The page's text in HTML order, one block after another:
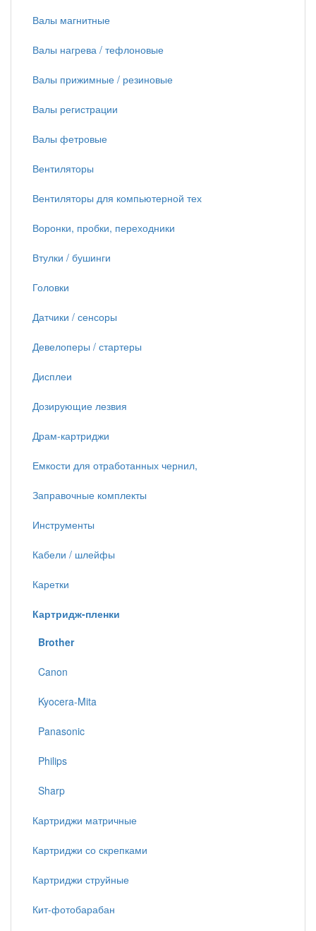
Валы магнитные
Валы нагрева / тефлоновые
Валы прижимные / резиновые
Валы регистрации
Валы фетровые
Вентиляторы
Вентиляторы для компьютерной тех
Воронки, пробки, переходники
Втулки / бушинги
Головки
Датчики / сенсоры
Девелоперы / стартеры
Дисплеи
Дозирующие лезвия
Драм-картриджи
Емкости для отработанных чернил,
Заправочные комплекты
Инструменты
Кабели / шлейфы
Каретки
Картридж-пленки
Brother
Canon
Kyocera-Mita
Panasonic
Philips
Sharp
Картриджи матричные
Картриджи со скрепками
Картриджи струйные
Кит-фотобарабан